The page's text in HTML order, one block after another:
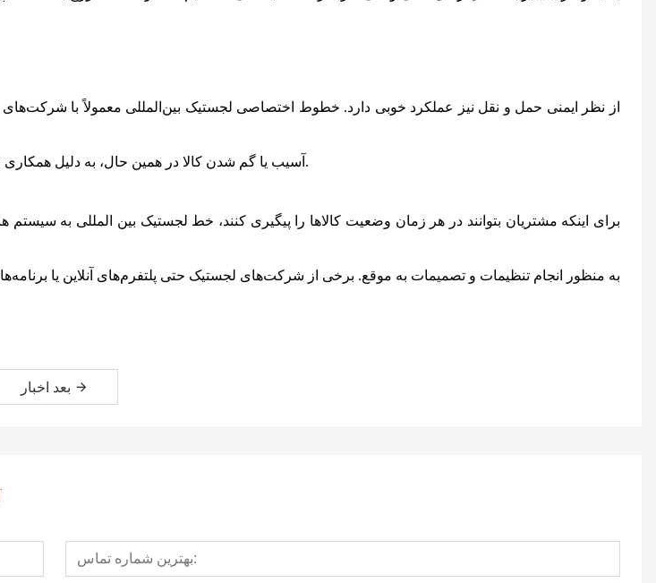
از نظر ایمنی حمل و نقل نیز عملکرد خوبی دارد. خطوط اختصاصی لجستیک بین‌المللی معمولاً با
آسیب یا گم شدن کالا در همین حال، به دلیل همکاری نزدیک با ادارات گمرک و مدیریت مرزی، مراحل ترخیص و امنیت کالاها اغلب روان‌تر است.
برای اینکه مشتریان بتوانند در هر زمان وضعیت کالاها را پیگیری کنند، خط لجستیک بین المللی به
به منظور انجام تنظیمات و تصمیمات به موقع. برخی از شرکت‌های لجستیک حتی پلتفرم‌های آنلاین یا